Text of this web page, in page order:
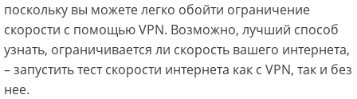
поскольку вы можете легко обойти ограничение
скорости с помощью VPN. Возможно, лучший способ
узнать, ограничивается ли скорость вашего интернета,
– запустить тест скорости интернета как с VPN, так и без
нее.